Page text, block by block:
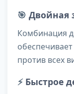
🎯 Двойная
Комбинация
против всех
⚡ Быстрое